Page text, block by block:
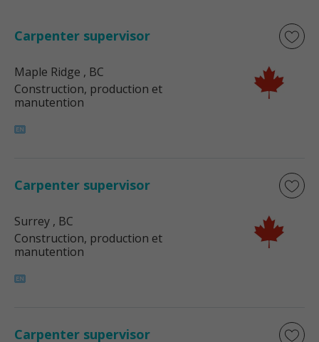
Carpenter supervisor
Maple Ridge , BC
Construction, production et
manutention
Carpenter supervisor
Surrey , BC
Construction, production et
manutention
Carpenter supervisor